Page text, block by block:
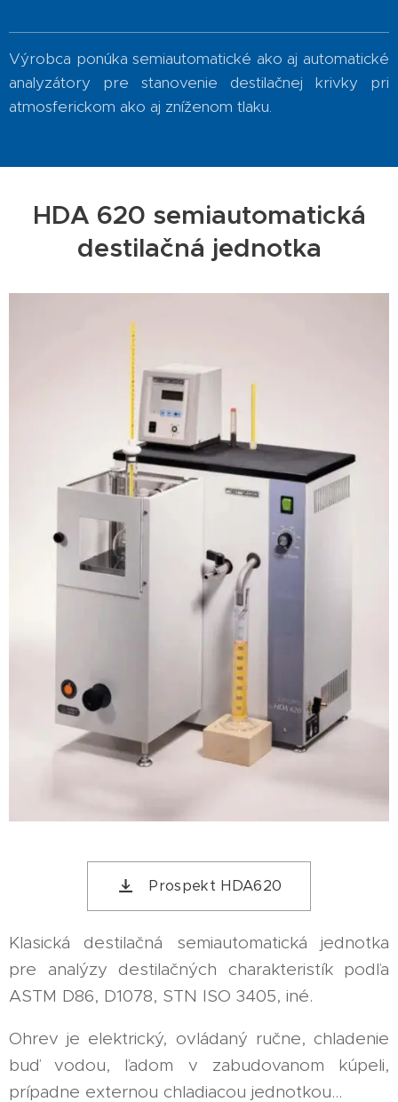
Výrobca ponúka semiautomatické ako aj automatické
analyzátory pre stanovenie destilačnej krivky pri
atmosferickom ako aj zníženom tlaku.
HDA 620 semiautomatická
destilačná jednotka
Prospekt HDA620
Klasická destilačná semiautomatická jednotka
pre analýzy destilačných charakteristík podľa
ASTM D86, D1078, STN ISO 3405, iné.
Ohrev je elektrický, ovládaný ručne, chladenie
buď vodou, ľadom v zabudovanom kúpeli,
prípadne externou chladiacou jednotkou...